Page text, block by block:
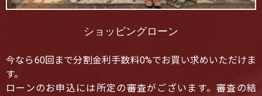
ショッピングローン
今なら60回まで分割金利手数料0%でお買い求めいただけま
す。
ローンのお申込には所定の審査がございます。審査の結